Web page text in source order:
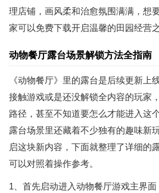
理店铺，画风柔和治愈氛围满满，想
家可以免费下载开启温馨的田园经营之
动物餐厅露台场景解锁方法全指南
《动物餐厅》里的露台是后续更新上
接触游戏或是还没解锁全内容的玩家
路径，甚至不知道要怎么才能进入这
露台场景里还藏着不少独有的趣味新
启这块新内容，下面就整理了详细的
可以对照着操作参考。
1、首先启动进入动物餐厅游戏主界